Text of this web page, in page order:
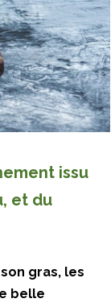
issu
et du
gras, les
belle